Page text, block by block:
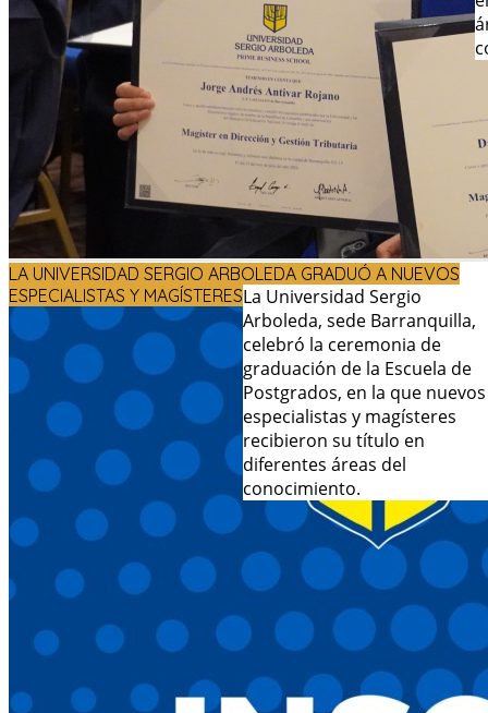
LA UNIVERSIDAD SERGIO ARBOLEDA GRADUÓ A NUEVOS
ESPECIALISTAS Y MAGÍSTERESLa Universidad Sergio
Arboleda, sede Barranquilla,
celebró la ceremonia de
graduación de la Escuela de
Postgrados, en la que nuevos
especialistas y magísteres
recibieron su título en
diferentes áreas del
conocimiento.